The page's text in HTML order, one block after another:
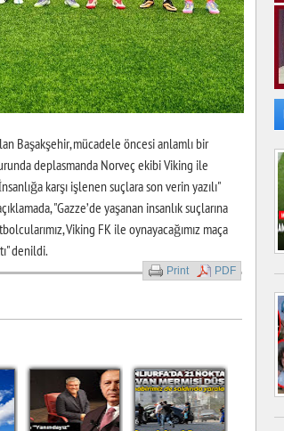
Başakşehir, mücadele öncesi anlamlı bir
deplasmanda Norveç ekibi Viking ile
karşı işlenen suçlara son verin yazılı"
"Gazze’de yaşanan insanlık suçlarına
Viking FK ile oynayacağımız maça
denildi.
Print PDF